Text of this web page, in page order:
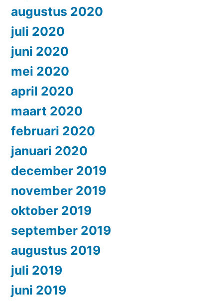
augustus 2020
juli 2020
juni 2020
mei 2020
april 2020
maart 2020
februari 2020
januari 2020
december 2019
november 2019
oktober 2019
september 2019
augustus 2019
juli 2019
juni 2019